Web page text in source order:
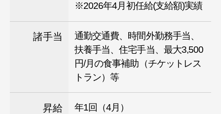
※2026年4月初任給(支給額)実績
諸手当
通勤交通費、時間外勤務手当、
扶養手当、住宅手当、最大3,500
円/月の食事補助（チケットレス
トラン）等
昇給 年1回（4月）